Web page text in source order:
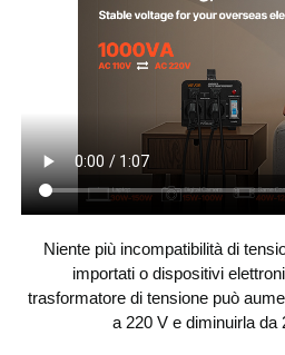
Tensione di uscita CA 110 V
Protezione da
10 A
Prese di uscita
2 prese
europee
Niente più incompatibilità di
importati o dispositivi
trasformatore di tensione può
a 220 V e diminuirla da